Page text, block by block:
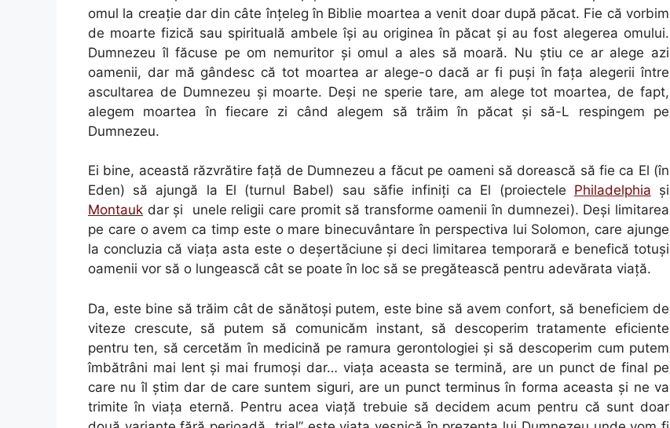
omul la creaţie dar din câte înţeleg în Biblie moartea a venit doar după păcat. Fie că vorbim
de moarte fizică sau spirituală ambele îşi au originea în păcat şi au fost alegerea omului.
Dumnezeu îl făcuse pe om nemuritor şi omul a ales să moară. Nu ştiu ce ar alege azi
oamenii, dar mă gândesc că tot moartea ar alege-o dacă ar fi puşi în faţa alegerii între
ascultarea de Dumnezeu şi moarte. Deşi ne sperie tare, am alege tot moartea, de fapt,
alegem moartea în fiecare zi când alegem să trăim în păcat şi să-L respingem pe
Dumnezeu.
Ei bine, această răzvrătire faţă de Dumnezeu a făcut pe oameni să dorească să fie ca El (în
Eden) să ajungă la El (turnul Babel) sau săfie infiniţi ca El (proiectele Philadelphia şi
Montauk dar şi unele religii care promit să transforme oamenii în dumnezei). Deşi limitarea
pe care o avem ca timp este o mare binecuvântare în perspectiva lui Solomon, care ajunge
la concluzia că viaţa asta este o deşertăciune şi deci limitarea temporară e benefică totuşi
oamenii vor să o lungească cât se poate în loc să se pregătească pentru adevărata viaţă.
Da, este bine să trăim cât de sănătoşi putem, este bine să avem confort, să beneficiem de
viteze crescute, să putem să comunicăm instant, să descoperim tratamente eficiente
pentru ten, să cercetăm în medicină pe ramura gerontologiei şi să descoperim cum putem
îmbătrâni mai lent şi mai frumoşi dar… viaţa aceasta se termină, are un punct de final pe
care nu îl ştim dar de care suntem siguri, are un punct terminus în forma aceasta şi ne va
trimite în viaţa eternă. Pentru acea viaţă trebuie să decidem acum pentru că sunt doar